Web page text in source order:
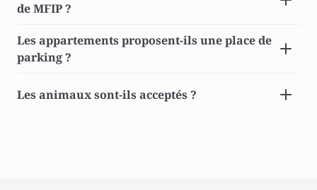
de MFIP ?
Les appartements proposent-ils une place de
parking ?
Les animaux sont-ils acceptés ?